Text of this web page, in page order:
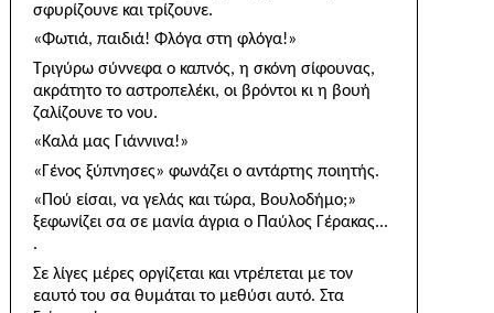
σφυρίζουνε και τρίζουνε.
«Φωτιά, παιδιά! Φλόγα στη φλόγα!»
Τριγύρω σύννεφα ο καπνός, η σκόνη σίφουνας,
ακράτητο το αστροπελέκι, οι βρόντοι κι η βουή
ζαλίζουνε το νου.
«Καλά μας Γιάννινα!»
«Γένος ξύπνησες» φωνάζει ο αντάρτης ποιητής.
«Πού είσαι, να γελάς και τώρα, Βουλοδήμο;»
ξεφωνίζει σα σε μανία άγρια ο Παύλος Γέρακας...
.
Σε λίγες μέρες οργίζεται και ντρέπεται με τον
εαυτό του σα θυμάται το μεθύσι αυτό. Στα